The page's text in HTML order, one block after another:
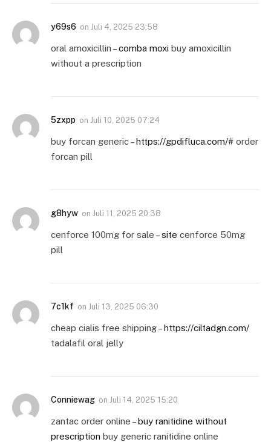
y69s6 on Juli 4, 2025 23:58
oral amoxicillin –comba moxi buy amoxicillin
without a prescription
5zxpp on Juli 10, 2025 07:24
buy forcan generic –https://gpdifluca.com/# order
forcan pill
g8hyw on Juli 11, 2025 20:38
cenforce 100mg for sale –site cenforce 50mg
pill
7c1kf on Juli 13, 2025 06:30
cheap cialis free shipping –https://ciltadgn.com/
tadalafil oral jelly
Conniewag on Juli 14, 2025 15:20
zantac order online –buy ranitidine without
prescription buy generic ranitidine online